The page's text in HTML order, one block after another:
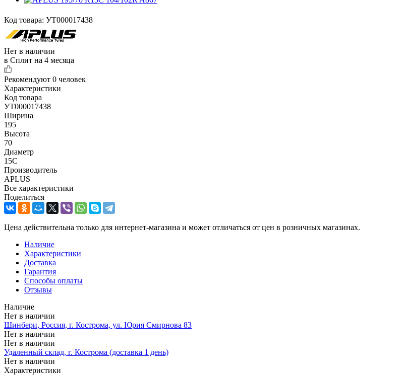
Код товара: УТ000017438
Нет в наличии
в Сплит на 4 месяца
Рекомендуют 0 человек
Характеристики
Код товара
УТ000017438
Ширина
195
Высота
70
Диаметр
15C
Производитель
APLUS
Все характеристики
Поделиться
Цена действительна только для интернет-магазина и может отличаться от цен в розничных магазинах.
Наличие
Характеристики
Доставка
Гарантия
Способы оплаты
Отзывы
Наличие
Нет в наличии
Шинбери, Россия, г. Кострома, ул. Юрия Смирнова 83
Нет в наличии
Нет в наличии
Удаленный склад, г. Кострома (доставка 1 день)
Нет в наличии
Характеристики